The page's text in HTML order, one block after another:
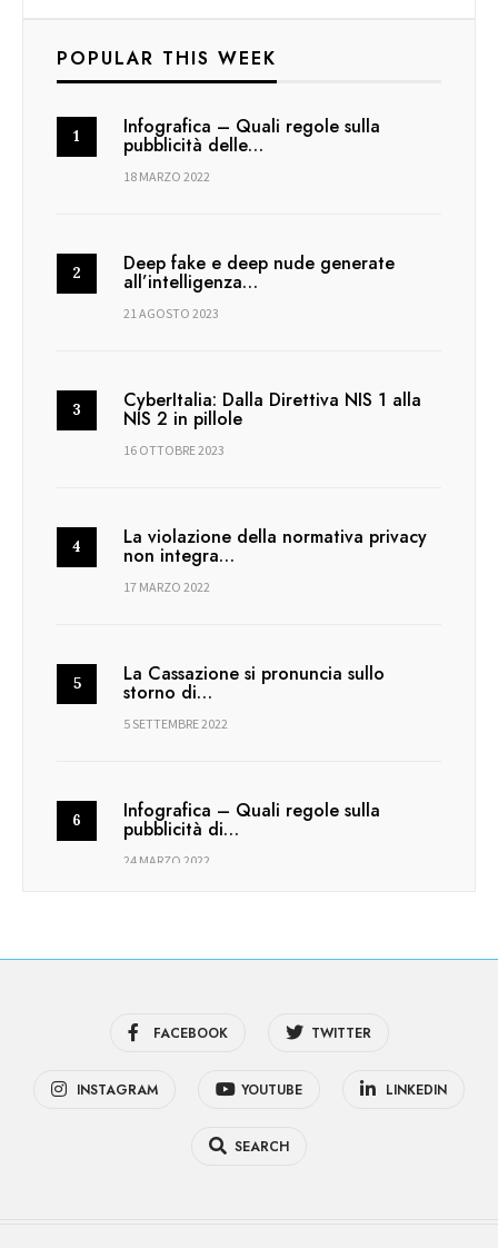
POPULAR THIS WEEK
Infografica – Quali regole sulla
pubblicità delle…
18 MARZO 2022
Deep fake e deep nude generate
all’intelligenza…
21 AGOSTO 2023
CyberItalia: Dalla Direttiva NIS 1 alla
NIS 2 in pillole
16 OTTOBRE 2023
La violazione della normativa privacy
non integra…
17 MARZO 2022
La Cassazione si pronuncia sullo
storno di…
5 SETTEMBRE 2022
Infografica – Quali regole sulla
pubblicità di…
24 MARZO 2022
FACEBOOK TWITTER
INSTAGRAM YOUTUBE LINKEDIN
SEARCH